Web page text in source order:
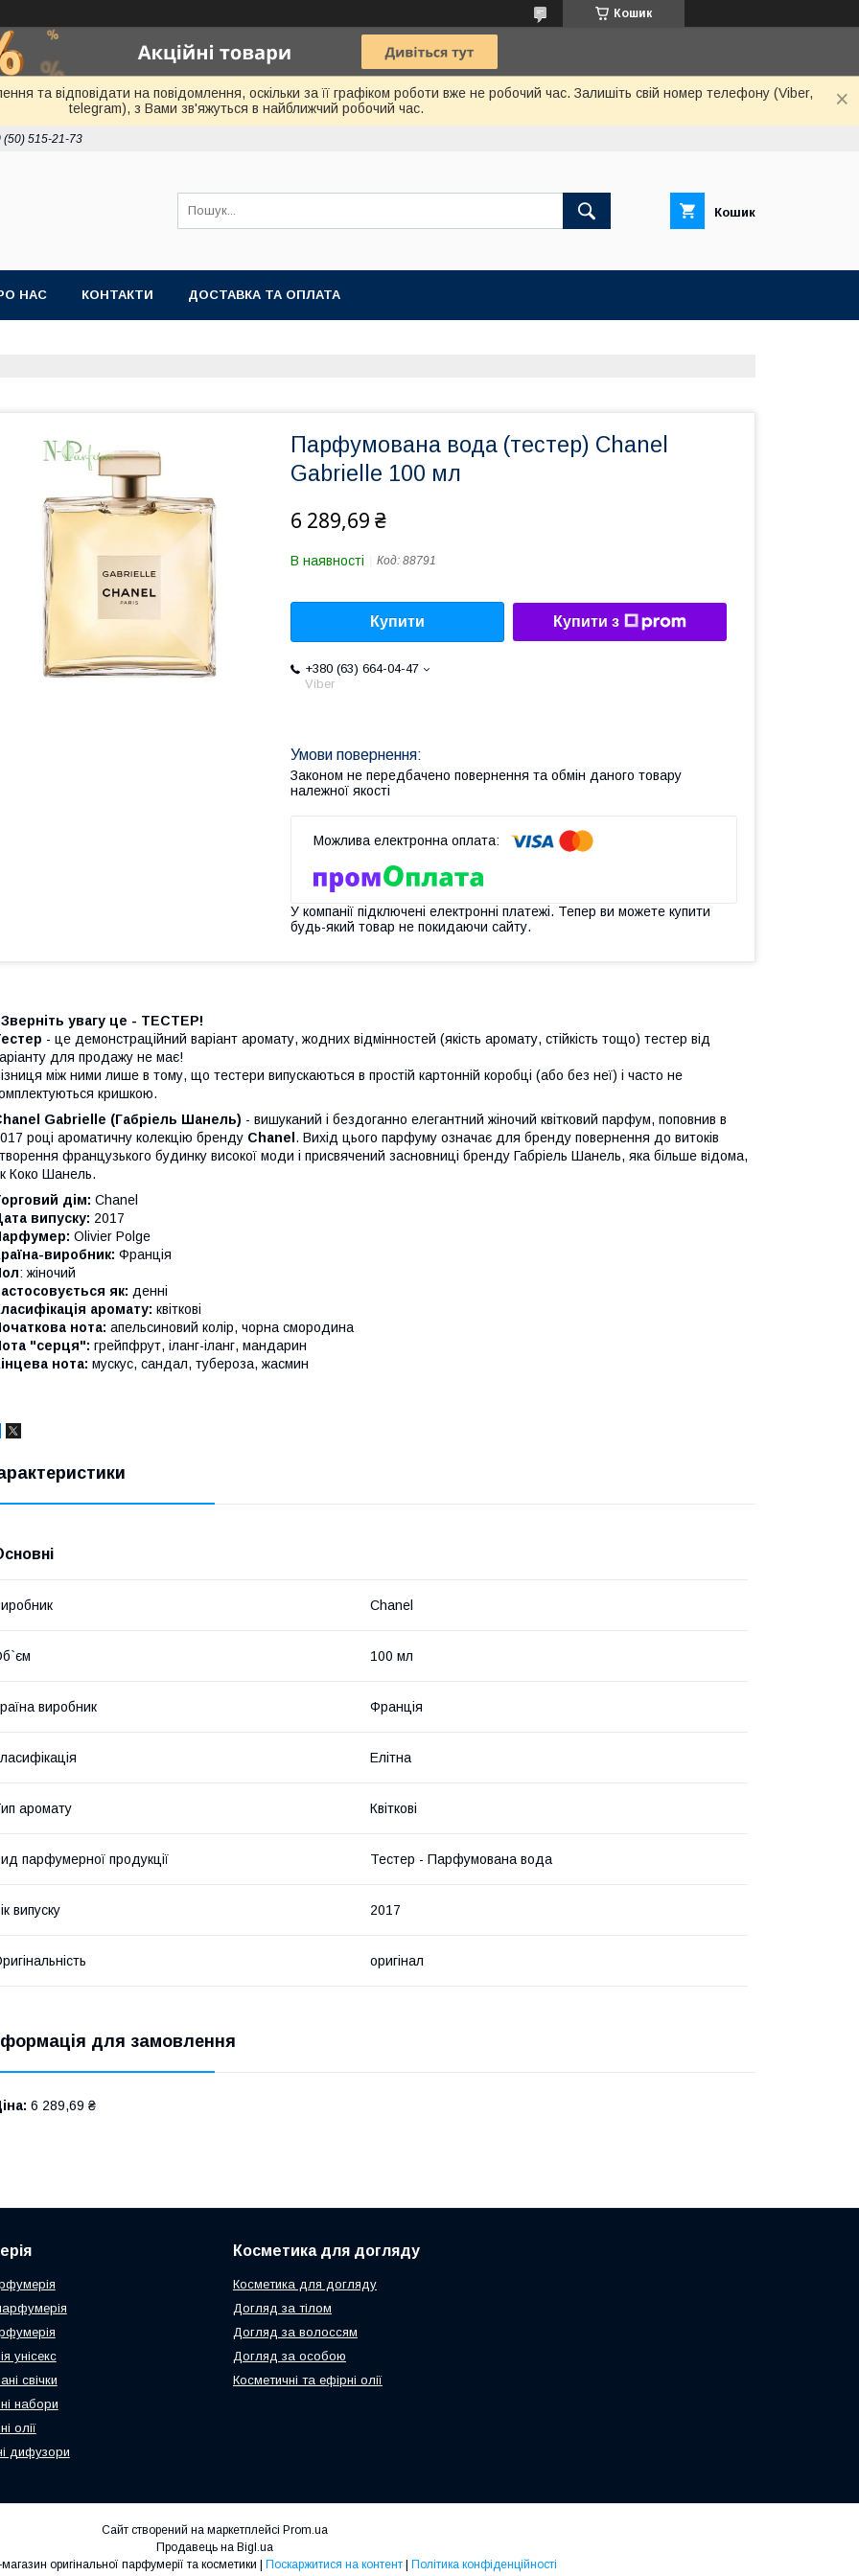
Кошик
та відповідати на повідомлення, оскільки за її графіком роботи вже не робочий час. Залишіть свій номер телефону (Viber,
telegram), з Вами зв'яжуться в найближчий робочий час.
(50) 515-21-73
Кошик
НАС КОНТАКТИ ДОСТАВКА ТА ОПЛАТА
Парфумована вода (тестер) Chanel
Gabrielle 100 мл
6 289,69 ₴
В наявності Код: 88791
Купити Купити з
+380 (63) 664-04-47
Viber
Законом не передбачено повернення та обмін даного товару
належної якості
У компанії підключені електронні платежі. Тепер ви можете купити
будь-який товар не покидаючи сайту.
увагу це - ТЕСТЕР!
- це демонстраційний варіант аромату, жодних відмінностей (якість аромату, стійкість тощо) тестер від
для продажу не має!
між ними лише в тому, що тестери випускаються в простій картонній коробці (або без неї) і часто не
кришкою.
Gabrielle (Габріель Шанель) - вишуканий і бездоганно елегантний жіночий квітковий парфум, поповнив в
році ароматичну колекцію бренду Chanel . Вихід цього парфуму означає для бренду повернення до витоків
французького будинку високої моди і присвячений засновниці бренду Габріель Шанель, яка більше відома,
Коко Шанель.
дім: Chanel
випуску: 2017
Olivier Polge
виробник: Франція
: жіночий
як: денні
аромату: квіткові
нота: апельсиновий колір, чорна смородина
"серця": грейпфрут, іланг-іланг, мандарин
нота: мускус, сандал, тубероза, жасмин
Chanel
100 мл
виробник Франція
Елітна
аромату Квіткові
парфумерної продукції Тестер - Парфумована вода
випуску 2017
оригінал
для замовлення
6 289,69 ₴
унісекс
свічки
набори
олії
дифузори
Косметика для догляду
Косметика для догляду
Догляд за тілом
Догляд за волоссям
Догляд за особою
Косметичні та ефірні олії
Сайт створений на маркетплейсі Prom.ua
Продавець на Bigl.ua
Поскаржитися на контент Політика конфіденційності